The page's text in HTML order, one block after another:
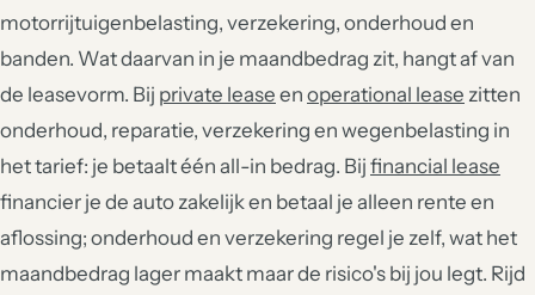
motorrijtuigenbelasting, verzekering, onderhoud en
banden. Wat daarvan in je maandbedrag zit, hangt af van
de leasevorm. Bij private lease en operational lease zitten
onderhoud, reparatie, verzekering en wegenbelasting in
het tarief: je betaalt één all-in bedrag. Bij financial lease
financier je de auto zakelijk en betaal je alleen rente en
aflossing; onderhoud en verzekering regel je zelf, wat het
maandbedrag lager maakt maar de risico's bij jou legt. Rijd